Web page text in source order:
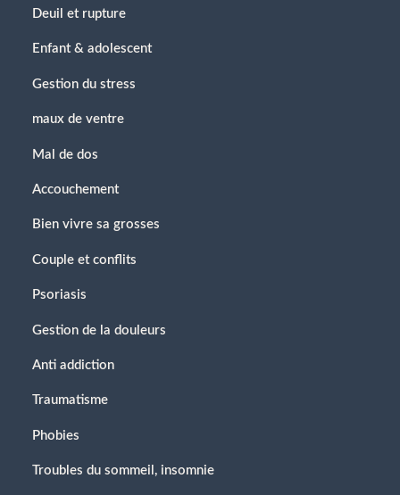
Deuil et rupture
Enfant & adolescent
Gestion du stress
maux de ventre
Mal de dos
Accouchement
Bien vivre sa grosses
Couple et conflits
Psoriasis
Gestion de la douleurs
Anti addiction
Traumatisme
Phobies
Troubles du sommeil, insomnie